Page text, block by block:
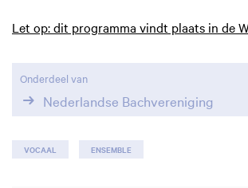
Let op: dit programma vindt plaats in de
Onderdeel van
Nederlandse Bachvereniging
VOCAAL ENSEMBLE